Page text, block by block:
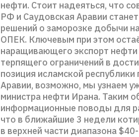
нефти. Стоит надеяться, что
РФ и Саудовская Аравии
решений о заморозке добычи
ОПЕК. Ключевым при этом
наращивающего экспорт нефти
терпящего ограничений в
позиция исламской
Аравии, возможно, мы узнаем
министра нефти Ирана. Таким
информационные поводы для
что в ближайшие 3 недели
в верхней части диапазона